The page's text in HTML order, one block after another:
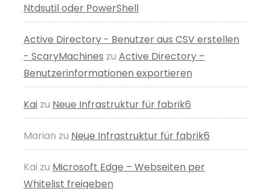
Ntdsutil oder PowerShell
Active Directory - Benutzer aus CSV erstellen
- ScaryMachines zu Active Directory –
Benutzerinformationen exportieren
Kai zu Neue Infrastruktur für fabrik6
Marian zu Neue Infrastruktur für fabrik6
Kai zu Microsoft Edge – Webseiten per
Whitelist freigeben